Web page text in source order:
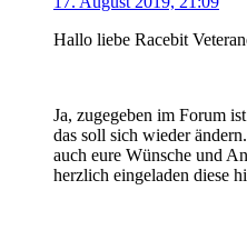
Hallo liebe Racebit
Ja, zugegeben im Forum
das soll sich wieder
auch eure Wünsche und
herzlich eingeladen diese